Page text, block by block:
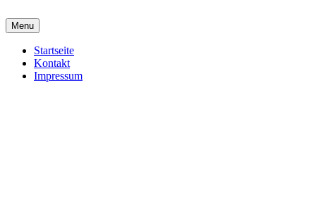
Menu
Startseite
Kontakt
Impressum